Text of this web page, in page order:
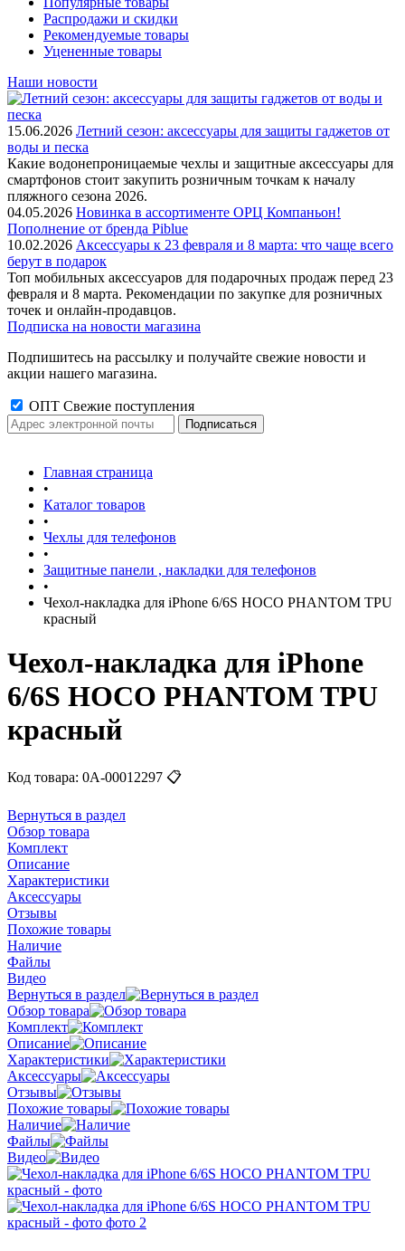
Распродажи и скидки
Рекомендуемые товары
Уцененные товары
Наши новости
15.06.2026 Летний сезон: аксессуары для защиты гаджетов от
воды и песка
Какие водонепроницаемые чехлы и защитные аксессуары для
смартфонов стоит закупить розничным точкам к началу
пляжного сезона 2026.
04.05.2026 Новинка в ассортименте OРЦ Компаньон!
Пополнение от бренда Piblue
10.02.2026 Аксессуары к 23 февраля и 8 марта: что чаще всего
берут в подарок
Топ мобильных аксессуаров для подарочных продаж перед 23
февраля и 8 марта. Рекомендации по закупке для розничных
точек и онлайн-продавцов.
Подписка на новости магазина
Подпишитесь на рассылку и получайте свежие новости и
акции нашего магазина.
ОПТ Свежие поступления
Главная страница
•
Каталог товаров
•
Чехлы для телефонов
•
Защитные панели , накладки для телефонов
•
Чехол-накладка для iPhone 6/6S HOCO PHANTOM TPU
красный
Чехол-накладка для iPhone
6/6S HOCO PHANTOM TPU
красный
Код товара: 0А-00012297 📋
Вернуться в раздел
Обзор товара
Комплект
Описание
Характеристики
Аксессуары
Отзывы
Похожие товары
Наличие
Файлы
Видео
Вернуться в раздел
Обзор товара
Комплект
Описание
Характеристики
Аксессуары
Отзывы
Похожие товары
Наличие
Файлы
Видео